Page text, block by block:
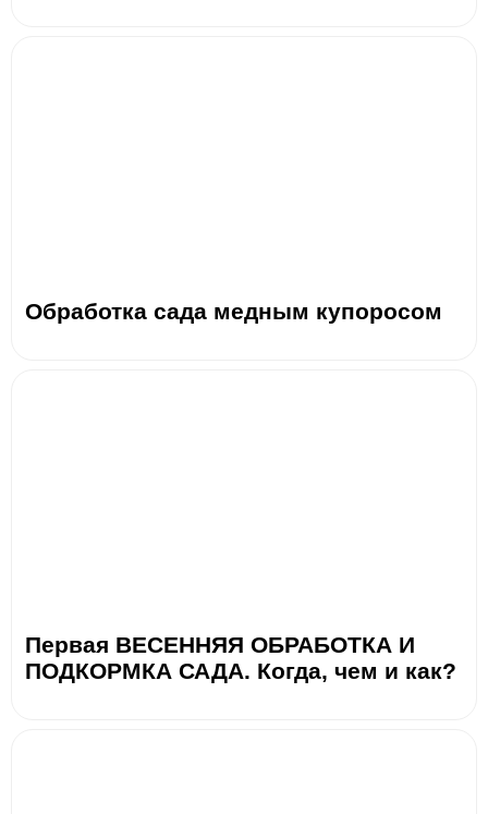
Обработка сада медным купоросом
Первая ВЕСЕННЯЯ ОБРАБОТКА И
ПОДКОРМКА САДА. Когда, чем и как?